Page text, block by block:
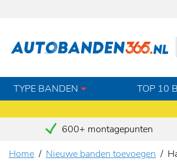
TYPE BANDEN TOP 10
600+ montagepunten
Home
Nieuwe banden toevoegen